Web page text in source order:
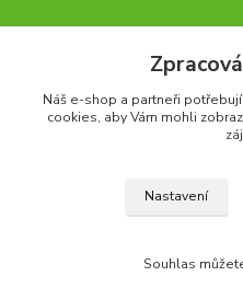
+420 728 600 625
po - pá 7:00 - 15:00
Náš e-shop a partneři potřebují
cookies, aby Vám mohli
Nastavení
Souhlas